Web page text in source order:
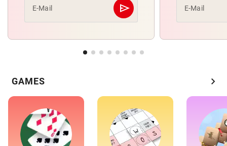
E-Mail send
Abschicken E-Mail
GAMES chevron_right